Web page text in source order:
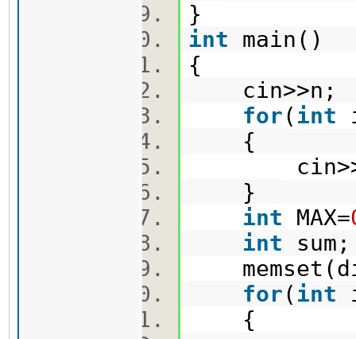
}
int main()
{
for( int
{
}
int MAX=
int
for( int
{